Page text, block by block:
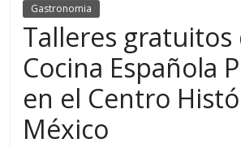
Gastronomia
Talleres gratuitos
Cocina Española
en el Centro
México